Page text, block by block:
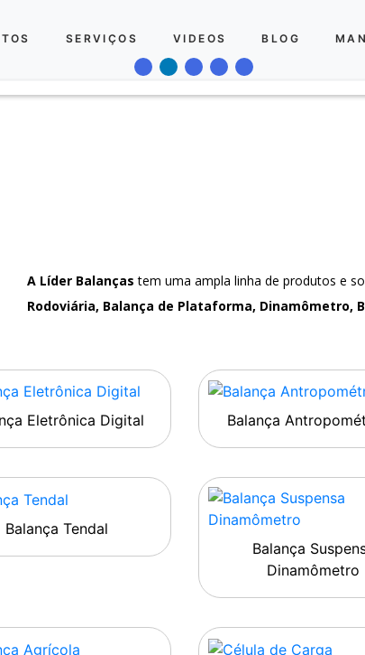
SERVIÇOS VIDEOS BLOG
A Líder Balanças tem uma ampla linha de produtos e
Rodoviária, Balança de Plataforma, Dinamômetro,
Eletrônica Digital Balança
Balança Tendal
Balança
Dinamômetro